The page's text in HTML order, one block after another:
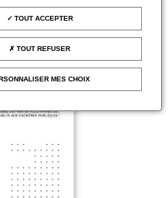
des ventes volontaires de
TOUT ACCEPTER
TOUT REFUSER
MES CHOIX